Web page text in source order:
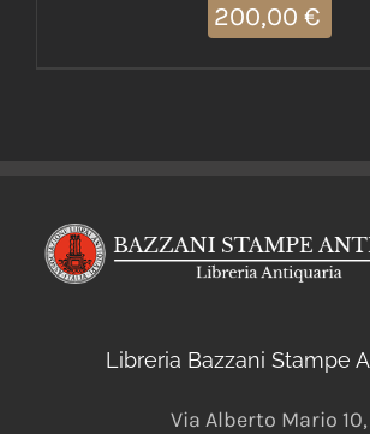
200,00 €
Libreria Bazzani Stampe
Via Alberto Mario 10,